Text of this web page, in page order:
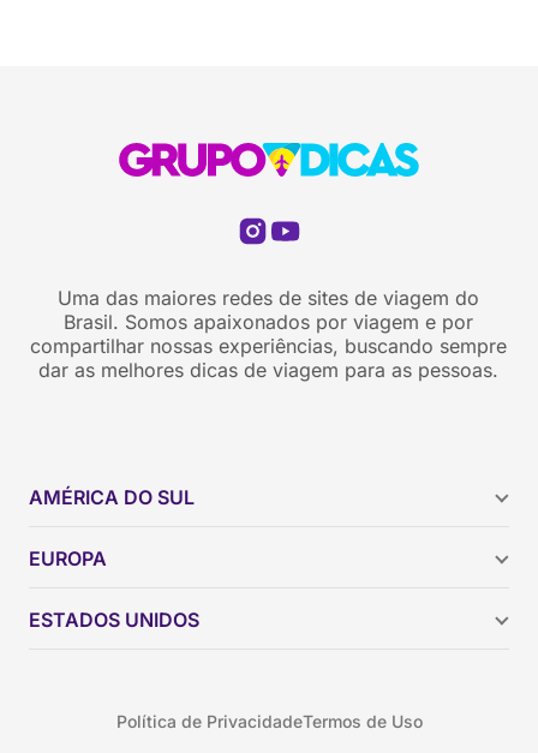
Uma das maiores redes de sites de viagem do
Brasil. Somos apaixonados por viagem e por
compartilhar nossas experiências, buscando sempre
dar as melhores dicas de viagem para as pessoas.
AMÉRICA DO SUL
Brasil
Colômbia
EUROPA
ESTADOS UNIDOS
Política de PrivacidadeTermos de Uso